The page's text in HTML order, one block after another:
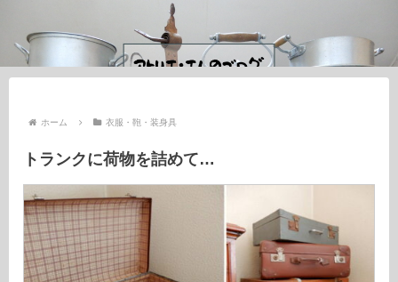
ホーム 衣服・鞄・装身具
トランクに荷物を詰めて…